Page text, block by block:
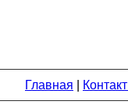
Главная